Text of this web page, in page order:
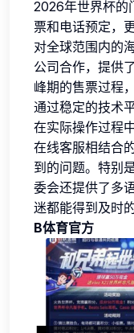
2026年世界杯的
票和电话预定，
对全球范围内的
公司合作，提供
峰期的售票过程
通过稳定的技术
在实际操作过程
在线客服相结合
到的问题。特别
委会还提供了多
迷都能得到及时的
B体育官方